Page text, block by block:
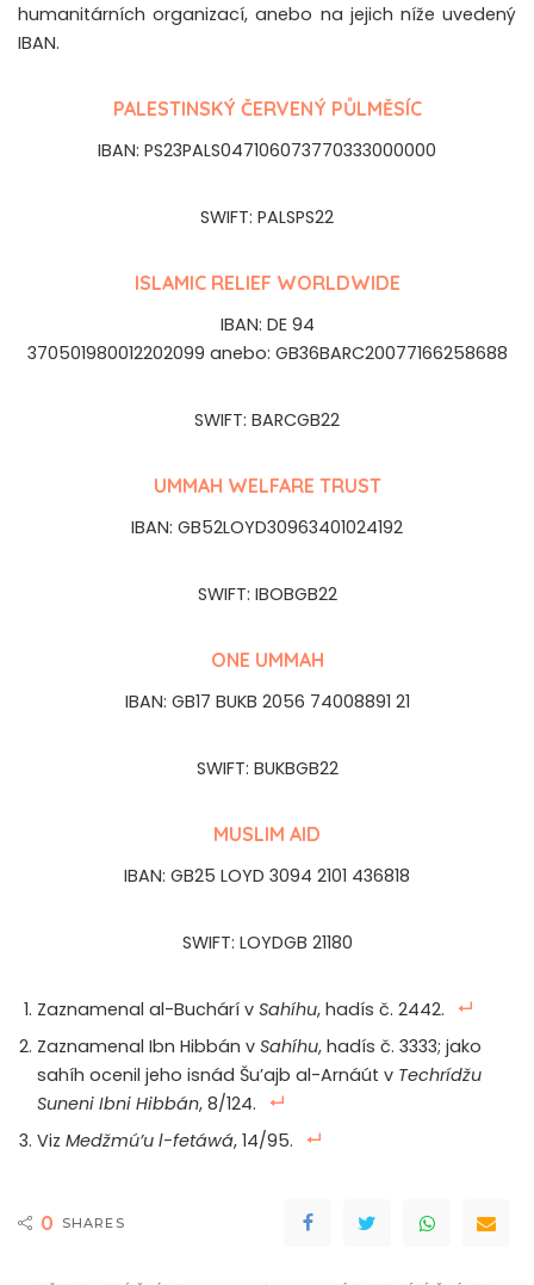
humanitárních organizací, anebo na jejich níže uvedený
IBAN.
PALESTINSKÝ ČERVENÝ PŮLMĚSÍC
IBAN: PS23PALS047106073770333000000
SWIFT: PALSPS22
ISLAMIC RELIEF WORLDWIDE
IBAN: DE 94
370501980012202099 anebo: GB36BARC20077166258688
SWIFT: BARCGB22
UMMAH WELFARE TRUST
IBAN: GB52LOYD30963401024192
SWIFT: IBOBGB22
ONE UMMAH
IBAN: GB17 BUKB 2056 74008891 21
SWIFT: BUKBGB22
MUSLIM AID
IBAN: GB25 LOYD 3094 2101 436818
SWIFT: LOYDGB 21180
Zaznamenal al-Buchárí v Sahíhu, hadís č. 2442.
Zaznamenal Ibn Hibbán v Sahíhu, hadís č. 3333; jako
sahíh ocenil jeho isnád Šu’ajb al-Arnáút v Techrídžu
Suneni Ibni Hibbán, 8/124.
Viz Medžmú’u l-fetáwá, 14/95.
0 SHARES